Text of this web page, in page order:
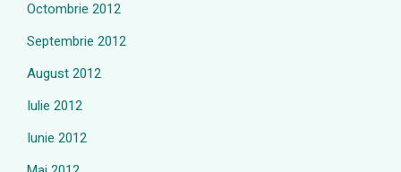
Octombrie 2012
Septembrie 2012
August 2012
Iulie 2012
Iunie 2012